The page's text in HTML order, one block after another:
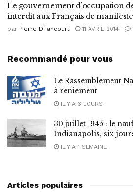
Le gouvernement d’occupation
interdit aux Français de
par Pierre Driancourt 11 AVRIL 2014
Recommandé pour vous
Le Rassemblement
à reniement
IL Y A 3 JOURS
30 juillet 1945 : le
Indianapolis, six
IL Y A 1 SEMAINE
Articles populaires